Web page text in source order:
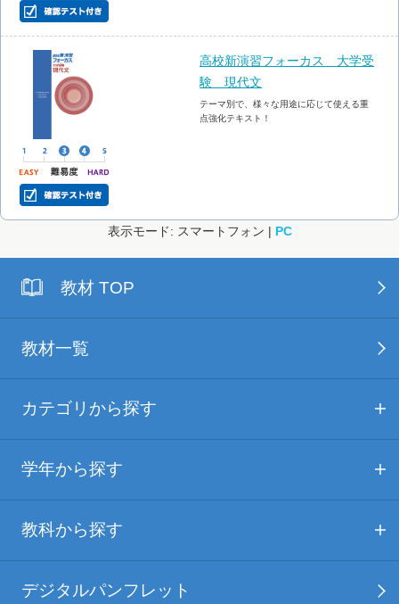
高校新演習フォーカス 大学受
験 現代文
テーマ別で、様々な用途に応じて使える重
点強化テキスト！
表示モード: スマートフォン | PC
教材 TOP
教材一覧
カテゴリから探す
学年から探す
教科から探す
デジタルパンフレット